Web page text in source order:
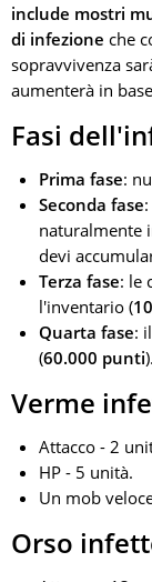
include mostri
di infezione che
sopravvivenza
aumenterà in
Fasi
Prima fase:
Seconda fase
naturalmente
devi
Terza fase: le
l'inventario (
Quarta fase:
(60.000 punti).
Verme
Attacco - 2
HP - 5 unità.
Un mob
Orso